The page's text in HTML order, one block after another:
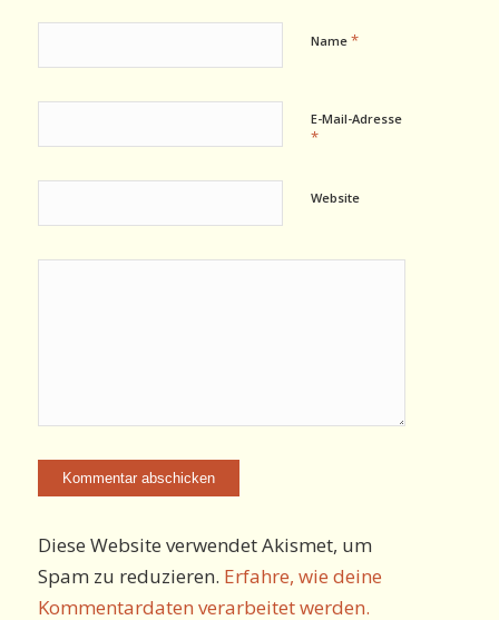
Name *
E-Mail-Adresse
*
Website
Diese Website verwendet Akismet, um
Spam zu reduzieren. Erfahre, wie deine
Kommentardaten verarbeitet werden.